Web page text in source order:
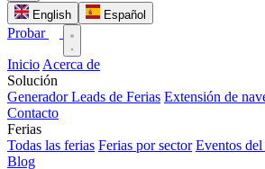
English Español
Probar
Inicio Acerca de
Solución
Generador Leads de Ferias Extensión de
Contacto
Ferias
Todas las ferias Ferias por sector Eventos del
Blog